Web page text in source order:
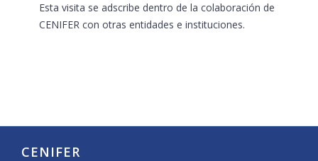
Esta visita se adscribe dentro de la colaboración de
CENIFER con otras entidades e instituciones.
CENIFER